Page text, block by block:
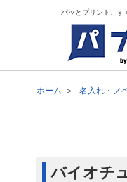
パッとプリント、す
ホーム 名入れ・ノ
バイオチ